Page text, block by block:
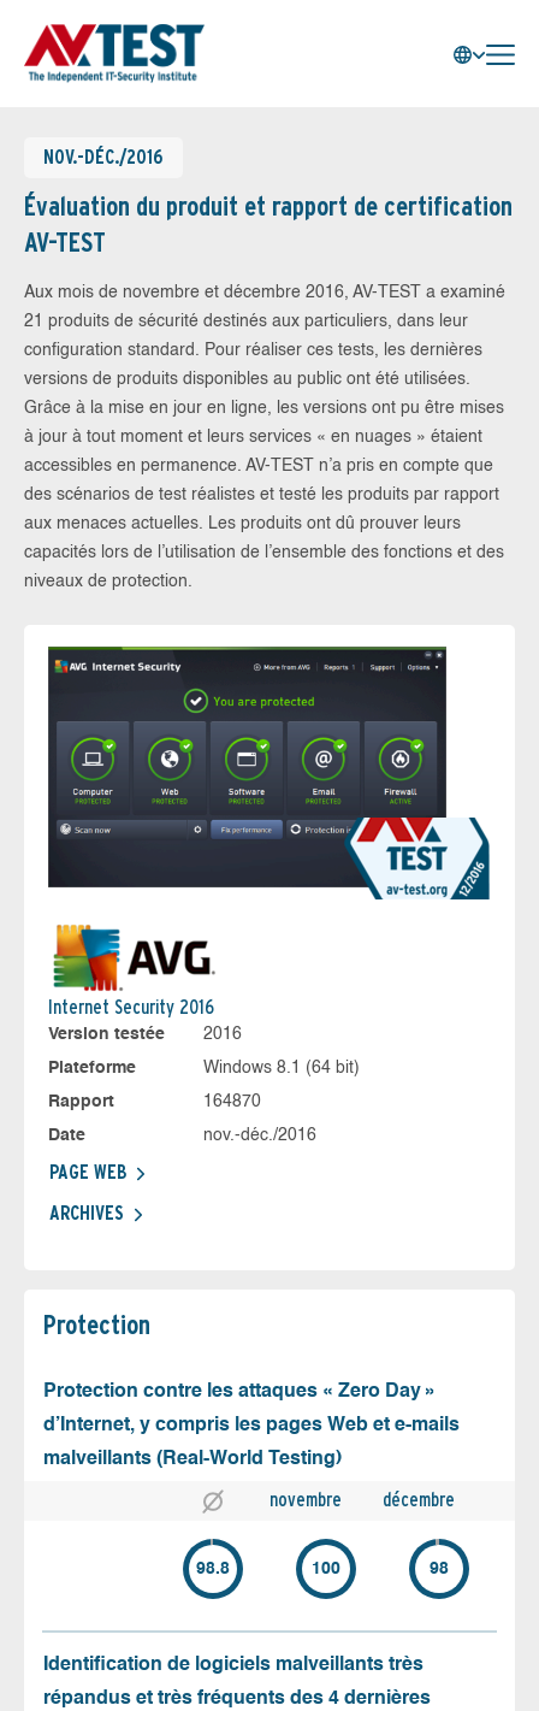
NOV.-DÉC./2016
Évaluation du produit et rapport de certification
AV-TEST
Aux mois de novembre et décembre 2016, AV-TEST a examiné
21 produits de sécurité destinés aux particuliers, dans leur
configuration standard. Pour réaliser ces tests, les dernières
versions de produits disponibles au public ont été utilisées.
Grâce à la mise en jour en ligne, les versions ont pu être mises
à jour à tout moment et leurs services « en nuages » étaient
accessibles en permanence. AV-TEST n’a pris en compte que
des scénarios de test réalistes et testé les produits par rapport
aux menaces actuelles. Les produits ont dû prouver leurs
capacités lors de l’utilisation de l’ensemble des fonctions et des
niveaux de protection.
Internet Security 2016
Version testée
2016
Plateforme
Windows 8.1 (64 bit)
Rapport
164870
Date
nov.-déc./2016
PAGE WEB
ARCHIVES
Protection
Protection contre les attaques « Zero Day »
d’Internet, y compris les pages Web et e-mails
malveillants (Real-World Testing)
novembre décembre
98.8 100 98
Identification de logiciels malveillants très
répandus et très fréquents des 4 dernières